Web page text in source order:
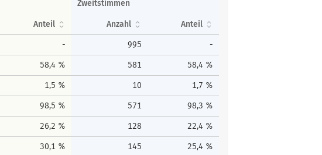
Zweitstimmen
Anteil Anzahl Anteil
- 995 -
58,4 % 581 58,4 %
1,5 % 10 1,7 %
98,5 % 571 98,3 %
26,2 % 128 22,4 %
30,1 % 145 25,4 %